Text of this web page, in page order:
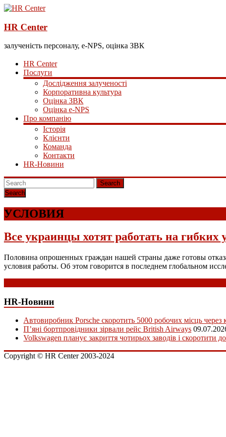
HR Center
залученість персоналу, e-NPS, оцінка ЗВК
HR Center
Послуги
Дослідження залученості
Корпоративна культура
Оцінка ЗВК
Оцінка e-NPS
Про компанію
Історія
Клієнти
Команда
Контакти
HR-Новини
Search
УСЛОВИЯ
Все украинцы хотят работать на гибких
Половина опрошенных граждан нашей страны даже готовы
условия работы. Об этом говорится в последнем глобальном
HR-Новини
Автовиробник Porsche скоротить 5000 робочих місць через
П’яні бортпровідники зірвали рейс British Airways
Volkswagen планує закриття чотирьох заводів і скоротити
Copyright © HR Center 2003-2024